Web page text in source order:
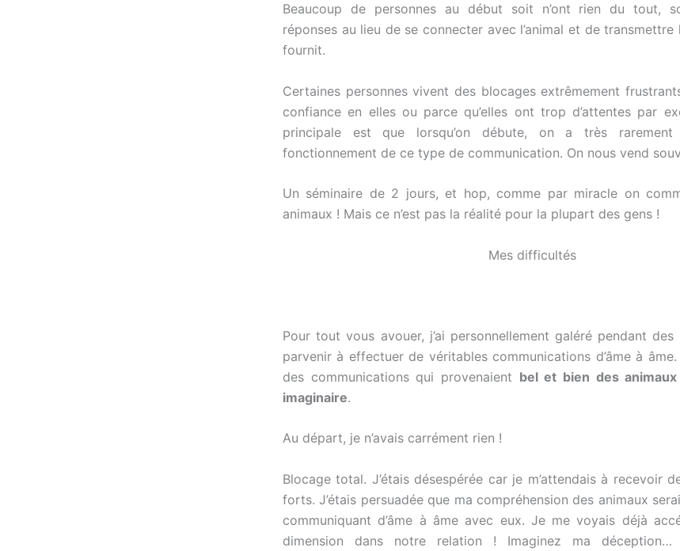
Beaucoup de personnes au début soit n’ont rien du tout,
réponses au lieu de se connecter avec l’animal et de transmettre
fournit.
Certaines personnes vivent des blocages extrêmement
confiance en elles ou parce qu’elles ont trop d’attentes par
principale est que lorsqu’on débute, on a très rarement
fonctionnement de ce type de communication. On nous vend
Un séminaire de 2 jours, et hop, comme par miracle on
animaux ! Mais ce n’est pas la réalité pour la plupart des gens !
Mes difficultés
Pour tout vous avouer, j’ai personnellement galéré pendant
parvenir à effectuer de véritables communications d’âme à âme.
des communications qui provenaient bel et bien des
imaginaire.
Au départ, je n’avais carrément rien !
Blocage total. J’étais désespérée car je m’attendais à recevoir
forts. J’étais persuadée que ma compréhension des animaux
communiquant d’âme à âme avec eux. Je me voyais déjà
dimension dans notre relation ! Imaginez ma déception…